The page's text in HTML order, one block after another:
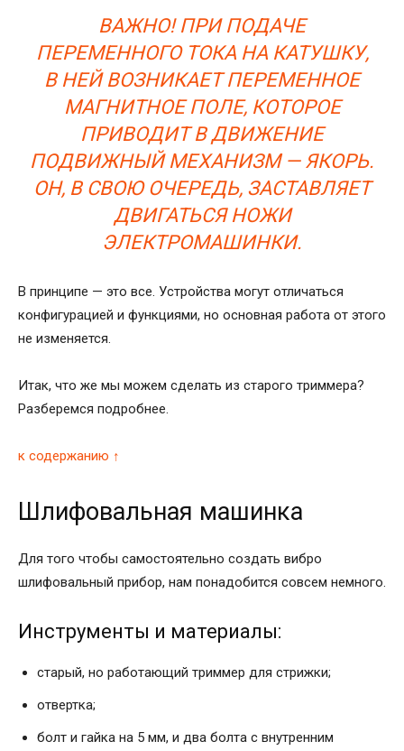
ВАЖНО! ПРИ ПОДАЧЕ
ПЕРЕМЕННОГО ТОКА НА КАТУШКУ,
В НЕЙ ВОЗНИКАЕТ ПЕРЕМЕННОЕ
МАГНИТНОЕ ПОЛЕ, КОТОРОЕ
ПРИВОДИТ В ДВИЖЕНИЕ
ПОДВИЖНЫЙ МЕХАНИЗМ — ЯКОРЬ.
ОН, В СВОЮ ОЧЕРЕДЬ, ЗАСТАВЛЯЕТ
ДВИГАТЬСЯ НОЖИ
ЭЛЕКТРОМАШИНКИ.
В принципе — это все. Устройства могут отличаться
конфигурацией и функциями, но основная работа от этого
не изменяется.
Итак, что же мы можем сделать из старого триммера?
Разберемся подробнее.
к содержанию ↑
Шлифовальная машинка
Для того чтобы самостоятельно создать вибро
шлифовальный прибор, нам понадобится совсем немного.
Инструменты и материалы:
старый, но работающий триммер для стрижки;
отвертка;
болт и гайка на 5 мм, и два болта с внутренним